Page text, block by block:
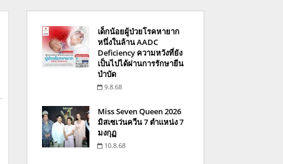
เด็กน้อยผู้ป่วยโรคหายาก
หนึ่งในล้าน AADC
Deficiency ความหวังที่ยัง
เป็นไปได้ผ่านการรักษายีน
บำบัด
9.8.68
Miss Seven Queen 2026
มิสเซเว่นควีน 7 ตำแหน่ง 7
มงกุฏ
10.8.68